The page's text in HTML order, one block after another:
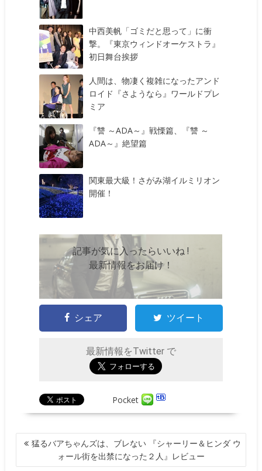
中西美帆「ゴミだと思って」に衝
撃。『東京ウィンドオーケストラ』
初日舞台挨拶
人間は、物凄く複雑になったアンド
ロイド『さようなら』ワールドプレ
ミア
『讐 ～ADA～』戦慄篇、『讐 ～
ADA～』絶望篇
関東最大級！さがみ湖イルミリオン
開催！
記事が気に入ったらいいね !
最新情報をお届け！
シェア ツイート
最新情報をTwitter で
Pocket
投
ナ
猛るバアちゃんズは、ブレない 『シャーリー＆ヒンダ ウ
ォール街を出禁になった２人』レビュー